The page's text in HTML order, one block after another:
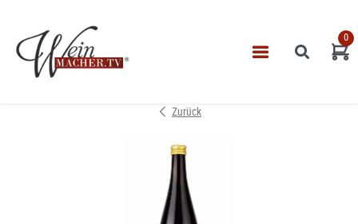
VINOTHEK
LEISTUNGEN
IMPRESSUM
0
Zurück